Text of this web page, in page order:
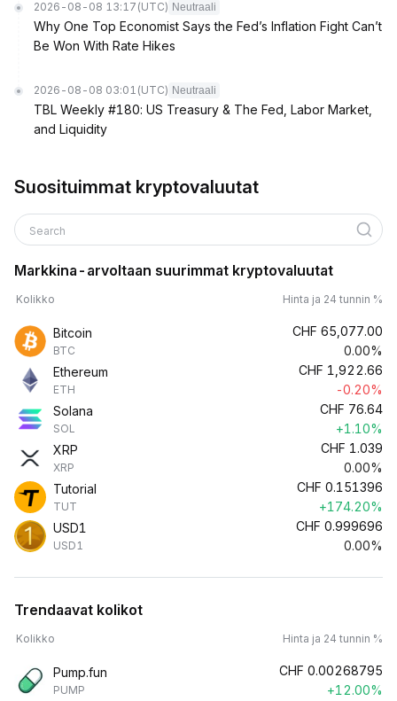
2026-08-08 13:17 (UTC) Neutraali
Why One Top Economist Says the Fed’s Inflation Fight Can’t
Be Won With Rate Hikes
2026-08-08 03:01 (UTC) Neutraali
TBL Weekly #180: US Treasury & The Fed, Labor Market,
and Liquidity
Suosituimmat kryptovaluutat
Search
Markkina-arvoltaan suurimmat kryptovaluutat
Kolikko Hinta ja 24 tunnin %
Bitcoin
BTC
CHF 65,077.00
0.00%
Ethereum
ETH
CHF 1,922.66
-0.20%
Solana
SOL
CHF 76.64
+1.10%
XRP
XRP
CHF 1.039
0.00%
Tutorial
TUT
CHF 0.151396
+174.20%
USD1
USD1
CHF 0.999696
0.00%
Trendaavat kolikot
Kolikko Hinta ja 24 tunnin %
Pump.fun
PUMP
CHF 0.00268795
+12.00%